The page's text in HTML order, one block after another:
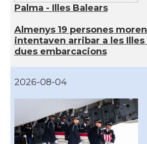
Palma - Illes Balears
Almenys 19 persones
intentaven arribar a les Illes
dues embarcacions
2026-08-04